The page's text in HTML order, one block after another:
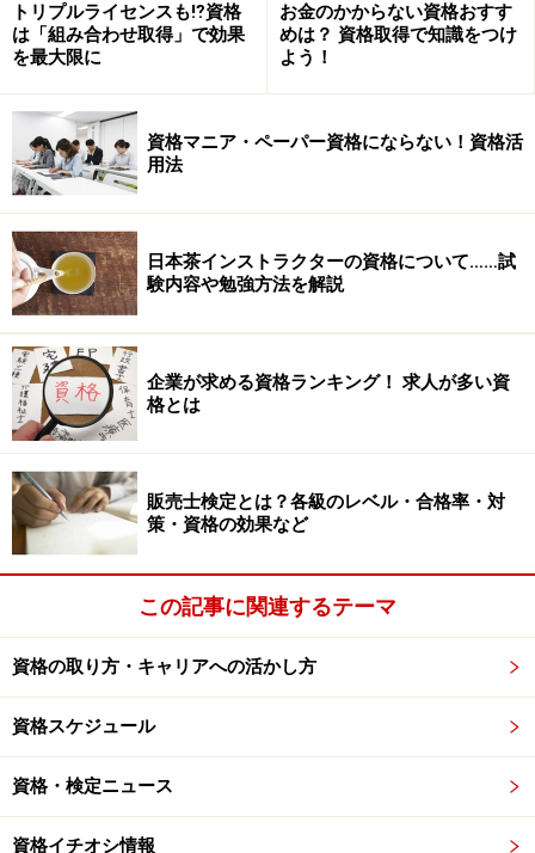
→なぜ「資格取得」に家族の理解が必要なのでしょう
らないために大切なことを次ページで解説。
※記事内容は執筆時点のものです。最新の内容をご確認くださ
い。
1/ 2 次のページへ
トリプルライセンスも⁉資格
は「組み合わせ取得」で効果
を最大限に
お金のかからない資格おすす
めは？ 資格取得で知識をつけ
よう！
資格マニア・ペーパー資格にならない！資格活
用法
日本茶インストラクターの資格について……試
験内容や勉強方法を解説
企業が求める資格ランキング！ 求人が多い資
格とは
販売士検定とは？各級のレベル・合格率・対
策・資格の効果など
この記事に関連するテーマ
資格の取り方・キャリアへの活かし方
資格スケジュール
資格・検定ニュース
資格イチオシ情報